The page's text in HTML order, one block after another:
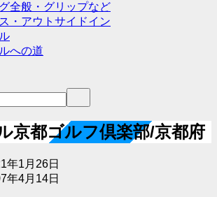
全般・グリップなど
・アウトサイドイン
への道
京都ゴルフ倶楽部/京都府
年1月26日
年4月14日